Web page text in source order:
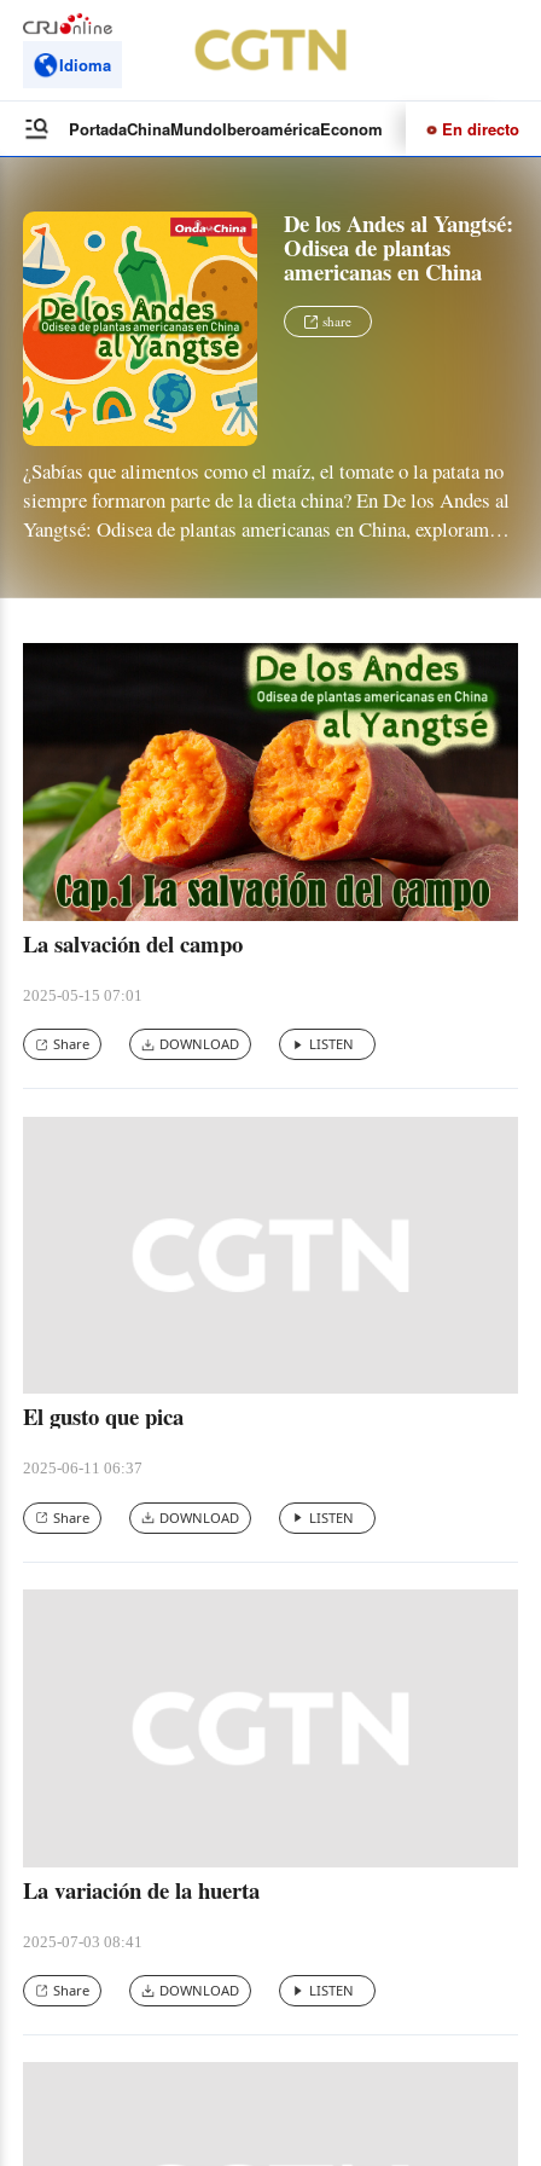
Idioma
PortadaChinaMundoIberoaméricaEconomía CulturaDeportes
En directo
De los Andes al Yangtsé:
Odisea de plantas
americanas en China
share
¿Sabías que alimentos como el maíz, el tomate o la patata no
siempre formaron parte de la dieta china? En De los Andes al
Yangtsé: Odisea de plantas americanas en China, exploramos
de vida. Escucha esta fascinante serie audio-documental y
descubre un viaje único que conecta dos continentes.
La salvación del campo
2025-05-15 07:01
Share DOWNLOAD LISTEN
El gusto que pica
2025-06-11 06:37
Share DOWNLOAD LISTEN
La variación de la huerta
2025-07-03 08:41
Share DOWNLOAD LISTEN